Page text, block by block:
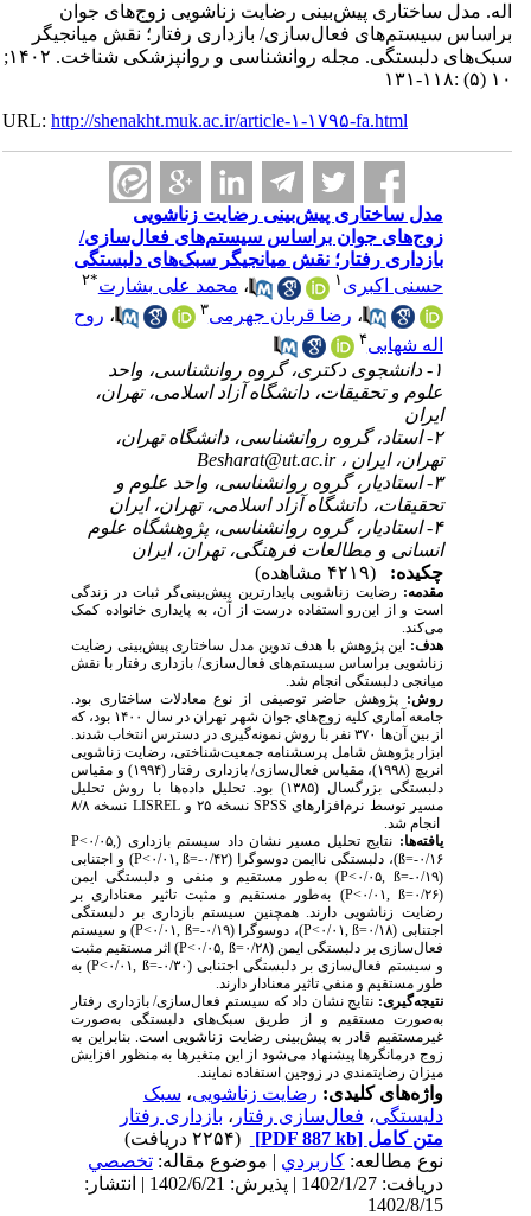
اله. مدل ساختاری پیش‌بینی رضایت زناشویی زوج‌های جوان
براساس سیستم‌های فعال‌سازی/ بازداری رفتار؛ نقش میانجیگر
سبک‌های دلبستگی. مجله روانشناسی و روانپزشکی شناخت. ۱۴۰۲;
۱۰ (۵) :۱۱۸-۱۳۱
URL:http://shenakht.muk.ac.ir/article-۱-۱۷۹۵-fa.html
مدل ساختاری پیش‌بینی رضایت زناشویی
زوج‌های جوان براساس سیستم‌های فعال‌سازی/
بازداری رفتار؛ نقش میانجیگر سبک‌های دلبستگی
حسنی اکبری۱ ،محمد علی بشارت* ۲
،رضا قربان جهرمی ،روح
اله شهابی
۱- دانشجوی دکتری، گروه روانشناسی، واحد
علوم و تحقیقات، دانشگاه آزاد اسلامی، تهران،
ایران
۲- استاد، گروه روانشناسی، دانشگاه تهران،
تهران، ایران ، Besharat@ut.ac.ir
۳- استادیار، گروه روانشناسی، واحد علوم و
تحقیقات، دانشگاه آزاد اسلامی، تهران، ایران
۴- استادیار، گروه روانشناسی، پژوهشگاه علوم
انسانی و مطالعات فرهنگی، تهران، ایران
چکیده:
مقدمه:رضایت زناشویی پایدارترین پیش‌­بینی­‌گر ثبات در زندگی
است و از این­‌رو استفاده درست از آن، به پایداری خانواده کمک
می­‌کند.
هدف:این پژوهش با هدف تدوین مدل ساختاری پیش‌­بینی رضایت
زناشویی براساس سیستم­‌های فعال‌­سازی/ بازداری رفتار با نقش
میانجی­ دلبستگی انجام شد.
روش:پژوهش حاضر توصیفی از نوع معادلات ساختاری بود.
جامعه آماری کلیه زوج­‌های جوان شهر تهران در سال ۱۴۰۰ بود، که
از بین آن‌­ها ۳۷۰ نفر با روش نمونه­‌گیری در­ دسترس انتخاب شدند.
ابزار پژوهش شامل پرسشنامه جمعیت­‌شناختی، رضایت­ زناشویی
انریچ (۱۹۹۸)، مقیاس فعال­‌سازی/ بازداری رفتار (۱۹۹۴) و مقیاس
دلبستگی بزرگسال (۱۳۸۵) بود. تحلیل داده‌­ها با روش تحلیل
مسیر توسط نرم‌افزارهایSPSSنسخه ۲۵ و LISREL
نسخه ۸/۸
انجام شد.
یافته‌­ها:نتایج تحلیل­ مسیر نشان داد سیستم بازداری ( P<۰/۰۵,
ß=-۰/۱۶)، دلبستگی ناایمن دوسوگرا ( P<۰/۰۱,ß
=-۰/۴۲) و اجتنابی
P<۰/۰۵,ß
=-۰/۱۹) به­‌طور مستقیم و منفی و دلبستگی ایمن
P<۰/۰۱,ß
=۰/۲۶) به­‌طور مستقیم و مثبت تاثیر معناداری بر
رضایت ­زناشویی دارند. همچنین سیستم بازداری بر دلبستگی
اجتنابی (
P<۰/۰۱,ß=۰/۱۸)، دوسوگرا ( P<۰/۰۱,ß
=-۰/۱۹) و سیستم
فعال­‌سازی بر دلبستگی ایمن (
P<۰/۰۵,ß
=۰/۲۸) اثر مستقیم مثبت
و سیستم فعال­‌سازی بر دلبستگی اجتنابی (
P<۰/۰۱,ß
=-۰/۳۰) به­‌
طور مستقیم و منفی تاثیر معنادار دارند.
نتیجه‌گیری:نتایج نشان داد که سیستم فعال‌سازی/ بازداری رفتار
به­‌صورت مستقیم و از طریق سبک­‌های دلبستگی به­‌صورت
غیرمستقیم قادر به پیش‌­بینی رضایت­ زناشویی است. بنابراین به
زوج درمانگرها پیشنهاد می­‌شود از این متغیرها به منظور افزایش
میزان رضایتمندی در زوجین استفاده نمایند.
واژه‌های کلیدی:رضایت زناشویی،سبک
دلبستگی،فعال‌سازی رفتار، بازداری رفتار
متن کامل[PDF 887 kb]
نوع مطالعه:كاربردي| موضوع مقاله:تخصصي
دریافت: 1402/1/27 | پذیرش: 1402/6/21 | انتشار:
1402/8/15